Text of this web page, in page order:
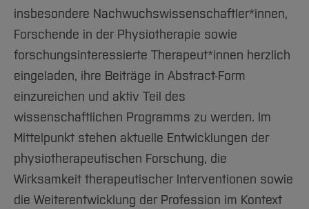
insbesondere Nachwuchswissenschaftler*innen,
Forschende in der Physiotherapie sowie
forschungsinteressierte Therapeut*innen herzlich
eingeladen, ihre Beiträge in Abstract-Form
einzureichen und aktiv Teil des
wissenschaftlichen Programms zu werden. Im
Mittelpunkt stehen aktuelle Entwicklungen der
physiotherapeutischen Forschung, die
Wirksamkeit therapeutischer Interventionen sowie
die Weiterentwicklung der Profession im Kontext